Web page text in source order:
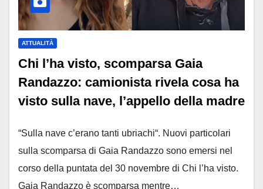
ATTUALITÀ
Chi l’ha visto, scomparsa Gaia
Randazzo: camionista rivela cosa ha
visto sulla nave, l’appello della madre
“Sulla nave c’erano tanti ubriachi“. Nuovi particolari
sulla scomparsa di Gaia Randazzo sono emersi nel
corso della puntata del 30 novembre di Chi l’ha visto.
Gaia Randazzo è scomparsa mentre…